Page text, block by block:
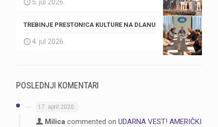
5. jul 2026.
TREBINJE PRESTONICA KULTURE NA DLANU
4. jul 2026.
POSLEDNJI KOMENTARI
17. april 2020.
Milica commented on UDARNA VEST! AMERIČKI